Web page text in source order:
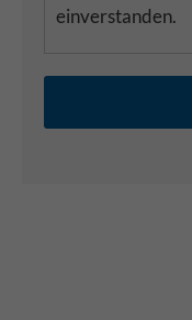
einverstanden.